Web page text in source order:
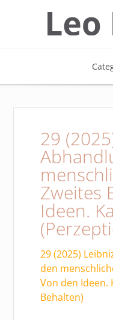
29
Zweites
Ideen.
29 (2025)
den
Von den Ideen.
Behalten)